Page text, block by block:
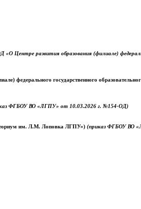
развития образования (филиале)
федерального государственного
ФГБОУ ВО «ЛГПУ» от 10.03.2026 г. №154-ОД)
им. Л.М. Лоповка ЛГПУ») (приказ ФГБОУ ВО